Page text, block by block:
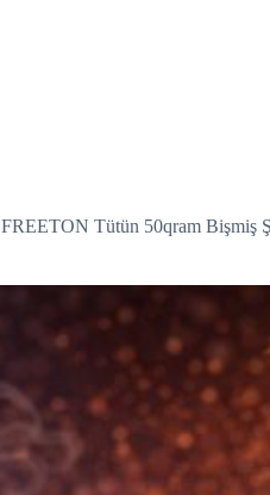
FREETON Tütün 50qram Bişmiş